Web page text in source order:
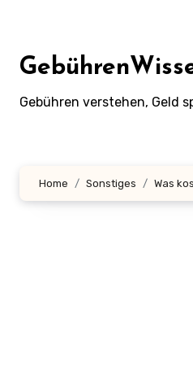
springen
Gebühren verstehen, Geld
Home Sonstiges Was